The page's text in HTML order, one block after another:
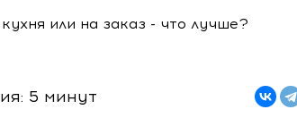
кухня или на заказ - что лучше?
5 минут